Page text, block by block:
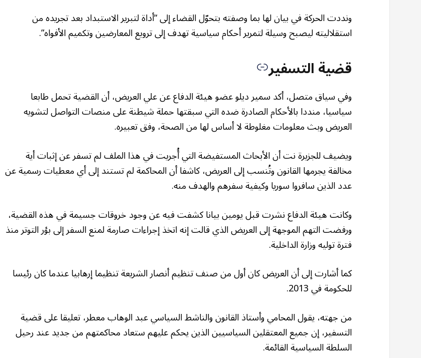
ونددت الحركة في بيان لها بما وصفته بتحوّل القضاء إلى “أداة لتبرير الاستبداد بعد تجريده من
استقلاليته ليصبح وسيلة لتمرير أحكام سياسية تهدف إلى ترويع المعارضين وتكميم الأفواه”.
قضية التسفير
وفي سياق متصل، أكد سمير ديلو عضو هيئة الدفاع عن علي العريض، أن القضية تحمل طابعا
سياسيا، منددا بالأحكام الصادرة ضده التي سبقتها حملة شيطنة على منصات التواصل لتشويه
العريض وبث معلومات مغلوطة لا أساس لها من الصحة، وفق تعبيره.
ويضيف للجزيرة نت أن الأبحاث المستفيضة التي أُجريت في هذا الملف لم تسفر عن إثبات أية
مخالفة يجرمها القانون وتُنسب إلى العريض، كاشفا أن المحاكمة لم تستند إلى أي معطيات رسمية عن
عدد الذين سافروا سوريا وكيفية سفرهم والهدف منه.
وكانت هيئة الدفاع نشرت قبل يومين بيانا كشفت فيه عن وجود خروقات جسيمة في هذه القضية،
ورفضت التهم الموجهة إلى العريض الذي قالت إنه اتخذ إجراءات صارمة لمنع السفر إلى بؤر التوتر منذ
فترة توليه وزارة الداخلية.
كما أشارت إلى أن العريض كان أول من صنف تنظيم أنصار الشريعة تنظيما إرهابيا عندما كان رئيسا
للحكومة في 2013.
من جهته، يقول المحامي وأستاذ القانون والناشط السياسي عبد الوهاب معطر، تعليقا على قضية
التسفير، إن جميع المعتقلين السياسيين الذين يحكم عليهم ستعاد محاكمتهم من جديد عند رحيل
السلطة السياسية القائمة.